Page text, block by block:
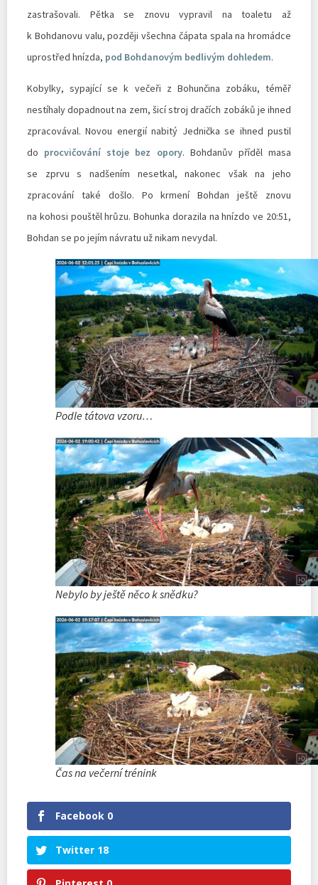
zastrašovali. Pětka se znovu vypravil na toaletu až
k Bohdanovu valu, později všechna čápata spala na hromádce
uprostřed hnízda, pod Bohdanovým bedlivým dohledem.
Kobylky, sypající se k večeři z Bohunčina zobáku, téměř
nestíhaly dopadnout na zem, šicí stroj dračích zobáků je ihned
zpracovával. Novou energií nabitý Jednička se ihned pustil
do procvičování stoje bez opory. Bohdanův příděl masa
se zprvu s nadšením nesetkal, nakonec však na jeho
zpracování také došlo. Po krmení Bohdan ještě znovu
na kohosi pouštěl hrůzu. Bohunka dorazila na hnízdo ve 20:51,
Bohdan se po jejím návratu už nikam nevydal.
Podle tátova vzoru…
Nebylo by ještě něco k snědku?
Čas na večerní trénink
Facebook 0
Twitter 18